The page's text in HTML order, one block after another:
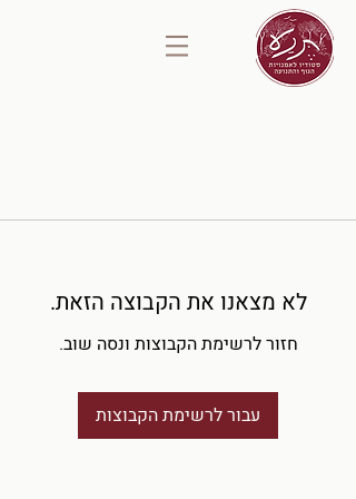
לא מצאנו את הקבוצה הזאת.
חזור לרשימת הקבוצות ונסה שוב.
עבור לרשימת הקבוצות